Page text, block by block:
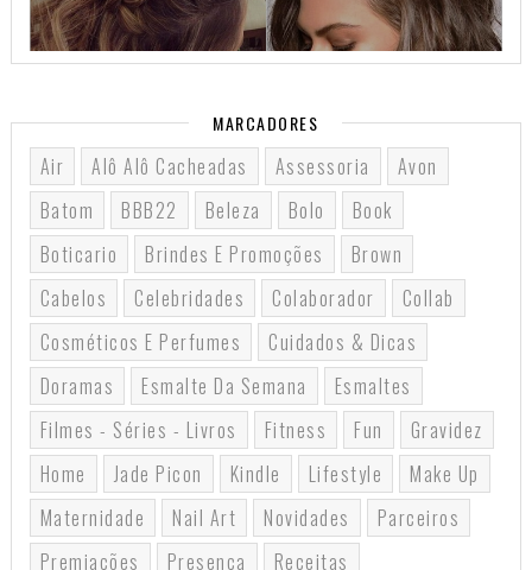
MARCADORES
Air Alô Alô Cacheadas Assessoria
Avon
Batom
BBB22 Beleza Bolo
Book
Boticario
Brindes E Promoções
Brown
Cabelos
Celebridades Colaborador
Collab
Cosméticos E Perfumes
Cuidados & Dicas
Doramas
Esmalte Da Semana
Esmaltes
Filmes - Séries - Livros
Fitness Fun
Gravidez
Home
Jade Picon Kindle Lifestyle
Make Up
Maternidade
Nail Art Novidades
Parceiros
Premiações
Presença
Receitas